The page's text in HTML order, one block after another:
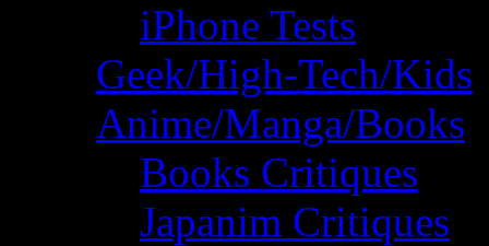
iPhone Tests
Geek/High-Tech/Kids
Anime/Manga/Books
Books Critiques
Japanim Critiques